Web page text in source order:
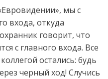
мы с
входа, откуда
говорит, что
с главного входа. Все
остались: будь
черный ход! Случись